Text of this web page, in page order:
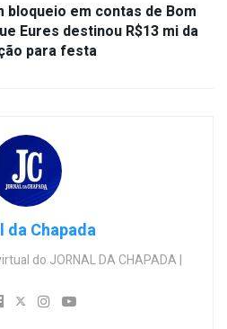
bloqueio em contas de Bom
Eures destinou R$13 mi da
para festa
da Chapada
do JORNAL DA CHAPADA |